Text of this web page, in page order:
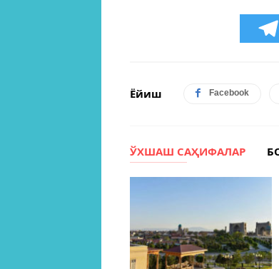
Ёйиш Facebook
ЎХШАШ САҲИФАЛАР